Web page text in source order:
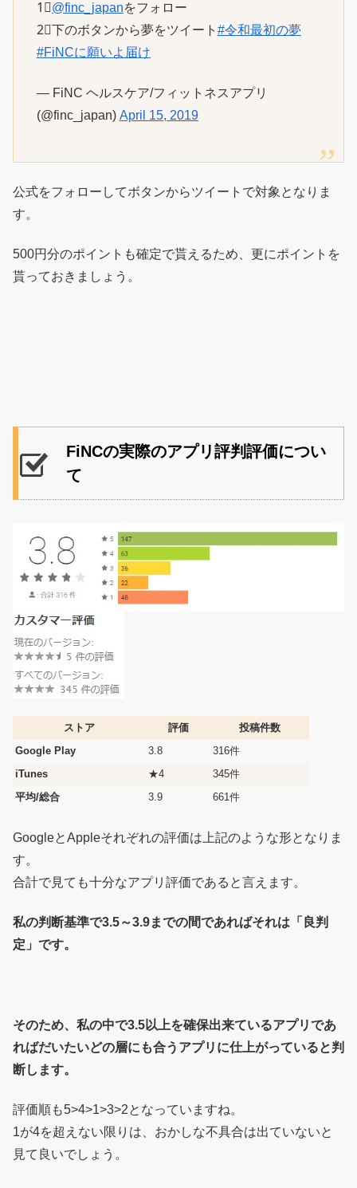
1⃣@finc_japanをフォロー
2⃣下のボタンから夢をツイート #令和最初の夢
#FiNCに願いよ届け
— FiNC ヘルスケア/フィットネスアプリ
(@finc_japan) April 15, 2019
公式をフォローしてボタンからツイートで対象となりま
す。
500円分のポイントも確定で貰えるため、更にポイントを
貰っておきましょう。
FiNCの実際のアプリ評判評価につい
て
ストア 評価
投稿件数
Google Play
3.8
316件
iTunes
★4
345件
平均/総合
3.9 661件
GoogleとAppleそれぞれの評価は上記のような形となりま
す。
合計で見ても十分なアプリ評価であると言えます。
私の判断基準で3.5～3.9までの間であればそれは「良判
定」です。
そのため、私の中で3.5以上を確保出来ているアプリであ
ればだいたいどの層にも合うアプリに仕上がっていると判
断します。
評価順も5>4>1>3>2となっていますね。
1が4を超えない限りは、おかしな不具合は出ていないと
見て良いでしょう。